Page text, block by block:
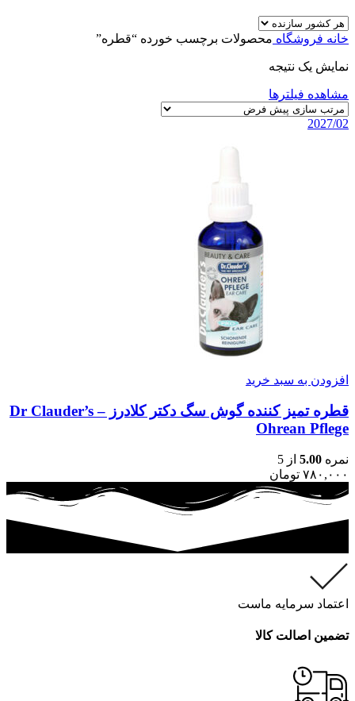
خانه فروشگاه محصولات برچسب خورده “قطره”
نمایش یک نتیجه
مشاهده فیلترها
2027/02
افزودن به سبد خرید
قطره تمیز کننده گوش سگ دکتر کلادرز – Dr Clauder’s
Ohrean Pflege
نمره 5.00 از 5
۷۸۰,۰۰۰ تومان
اعتماد سرمایه ماست
تضمین اصالت کالا